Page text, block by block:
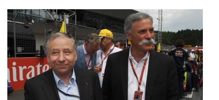
GP QATAR 2026 27 - 29 nov
Kwalificatie
za 19:00 - 20:00
Race
zo 17:00 - 19:00